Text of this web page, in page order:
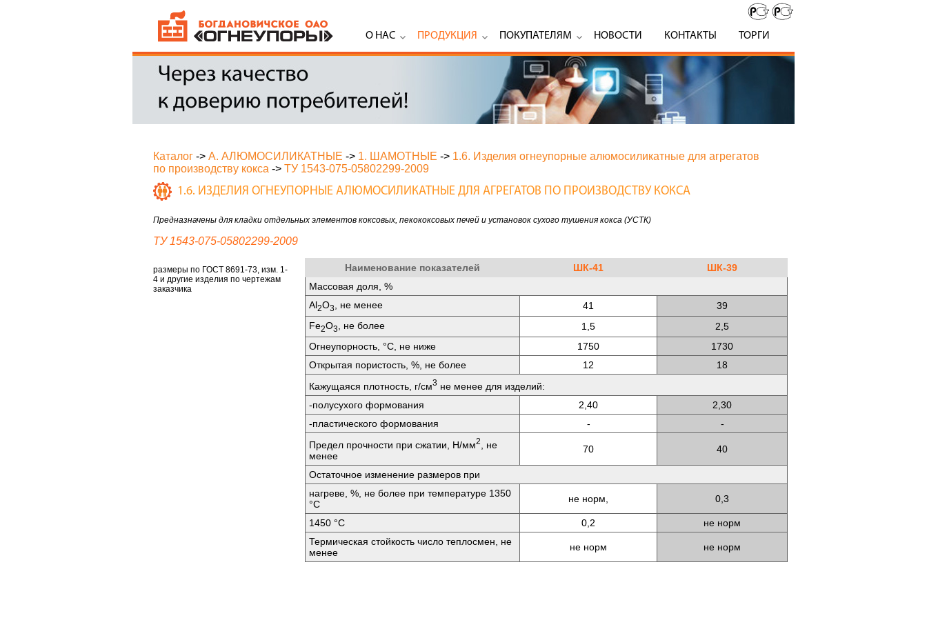
О НАС ПРОДУКЦИЯ ПОКУПАТЕЛЯМ НОВОСТИ КОНТАКТЫ ТОРГИ
Каталог -> А. АЛЮМОСИЛИКАТНЫЕ -> 1. ШАМОТНЫЕ -> 1.6. Изделия огнеупорные алюмосиликатные для агрегатов
по производству кокса -> ТУ 1543-075-05802299-2009
1.6. ИЗДЕЛИЯ ОГНЕУПОРНЫЕ АЛЮМОСИЛИКАТНЫЕ ДЛЯ АГРЕГАТОВ ПО ПРОИЗВОДСТВУ КОКСА
Предназначены для кладки отдельных элементов коксовых, пекококсовых печей и установок сухого тушения кокса (УСТК)
ТУ 1543-075-05802299-2009
размеры по ГОСТ 8691-73, изм. 1-
4 и другие изделия по чертежам
заказчика
Наименование показателей ШК-41
ШК-39
Массовая доля, %
Аl2O3 , не менее 41
39
Fe2O3 , не более 1,5
2,5
Огнеупорность, °C, не ниже
1750
1730
Открытая пористость, %, не более
12
18
Кажущаяся плотность, г/см3 не менее для изделий:
-полусухого формования
2,40
2,30
-пластического формования
-
-
Предел прочности при сжатии, Н/мм2
, не
менее
70 40
Остаточное изменение размеров при
нагреве, %, не более при температуре 1350
°C
не норм, 0,3
1450 °C 0,2
не норм
Термическая стойкость число теплосмен, не
менее
не норм не норм